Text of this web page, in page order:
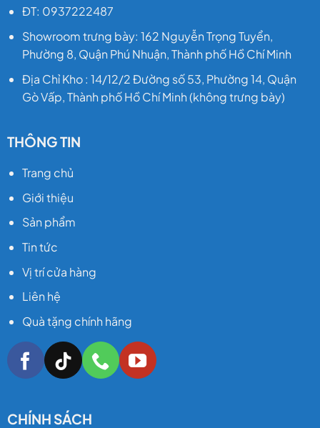
ĐT: 0937222487
Showroom trưng bày: 162 Nguyễn Trọng Tuyển,
Phường 8, Quận Phú Nhuận, Thành phố Hồ Chí Minh
Địa Chỉ Kho : 14/12/2 Đường số 53, Phường 14, Quận
Gò Vấp, Thành phố Hồ Chí Minh (không trưng bày)
THÔNG TIN
Trang chủ
Giới thiệu
Sản phẩm
Tin tức
Vị trí cửa hàng
Liên hệ
Quà tặng chính hãng
CHÍNH SÁCH